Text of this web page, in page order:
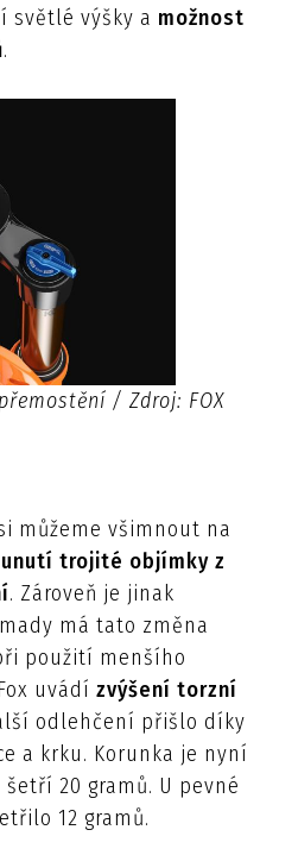
světlé výšky a možnost
.
/ Zdroj: FOX
můžeme všimnout na
trojité objímky z
. Zároveň je jinak
má tato změna
použití menšího
uvádí zvýšení torzní
odlehčení přišlo díky
a krku. Korunka je nyní
20 gramů. U pevné
12 gramů.